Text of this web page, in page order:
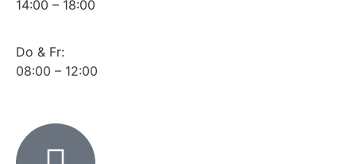
14:00 – 18:00
Do & Fr:
08:00 – 12:00